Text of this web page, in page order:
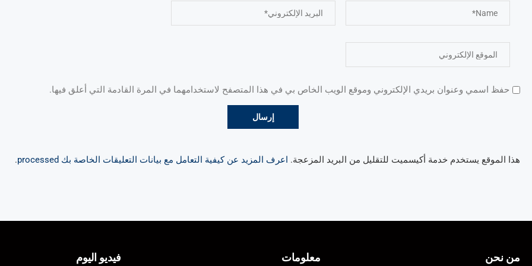
حفظ اسمي وعنوان بريدي الإلكتروني وموقع الويب الخاص بي في هذا المتصفح لاستخدامهما في المرة القادمة التي أعلق فيها.
هذا الموقع يستخدم خدمة أكيسميت للتقليل من البريد المزعجة. اعرف المزيد عن كيفية التعامل مع بيانات التعليقات الخاصة بك processed .
من نحن معلومات فيديو اليوم